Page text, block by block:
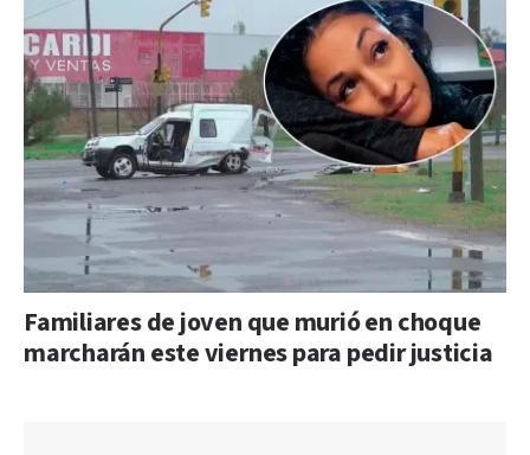
Familiares de joven que murió en choque
marcharán este viernes para pedir justicia